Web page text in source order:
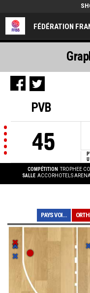
FÉDÉRATION
PVB
45
COMPÉTITION TROPHEE
SALLE ACCORHOTELS
PAYS VOIRONNAIS